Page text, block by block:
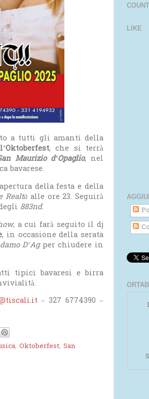
a tutti gli amanti della
, che si terrà
Maurizio d’Opaglio, nel
bavarese.
della festa e della
Realtà alle ore 23. Seguirà
883nd.
, a cui farà seguito il dj
, in occasione della serata
D’Agper chiudere in
tipici bavaresi e birra
– 327 6774390 –
, Oktoberfest, San
LIKE